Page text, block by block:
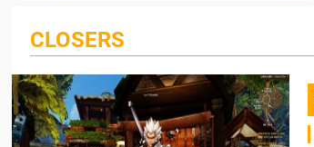
CLOSERS